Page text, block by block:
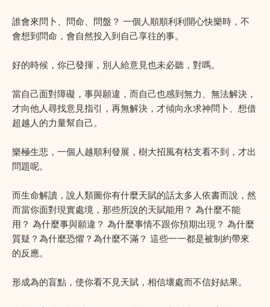
誰會來問卜、問命、問盤？ 一個人順順利利開心快樂時，不
會想到問命，會自然投入到自己享往的事。
好的時候，你已發揮，別人給意見也未必聽，對嗎。
當自己面對障礙，事與願違，而自己也感到無力、無法解決，
才向他人尋找意見指引，再無解決，才傾向永求神問卜、想借
超越人的力量幫自己。
樂極生悲，一個人越順利發展，樹大招風有枯支看不到，才出
問題呢。
而生命解讀，說人類圖你有什麼天賦的話太多人依書而說，然
而當你面對現實處境，那些所說的天賦能用？ 為什麼不能
用？ 為什麼事與願違？ 為什麼事情不跟你預期出現？ 為什麼
質疑？為什麼恐懼？為什麼不滿？ 這些一一都是被制約帶來
的反應。
形成為的盲點，使你看不見天賦，相信壞處而不信好結果。